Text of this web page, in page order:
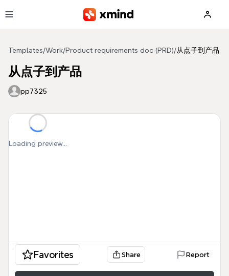
Templates/Work/Product requirements doc (PRD)/从点子到产品
从点子到产品
pp7325
Loading preview...
Favorites Share Report